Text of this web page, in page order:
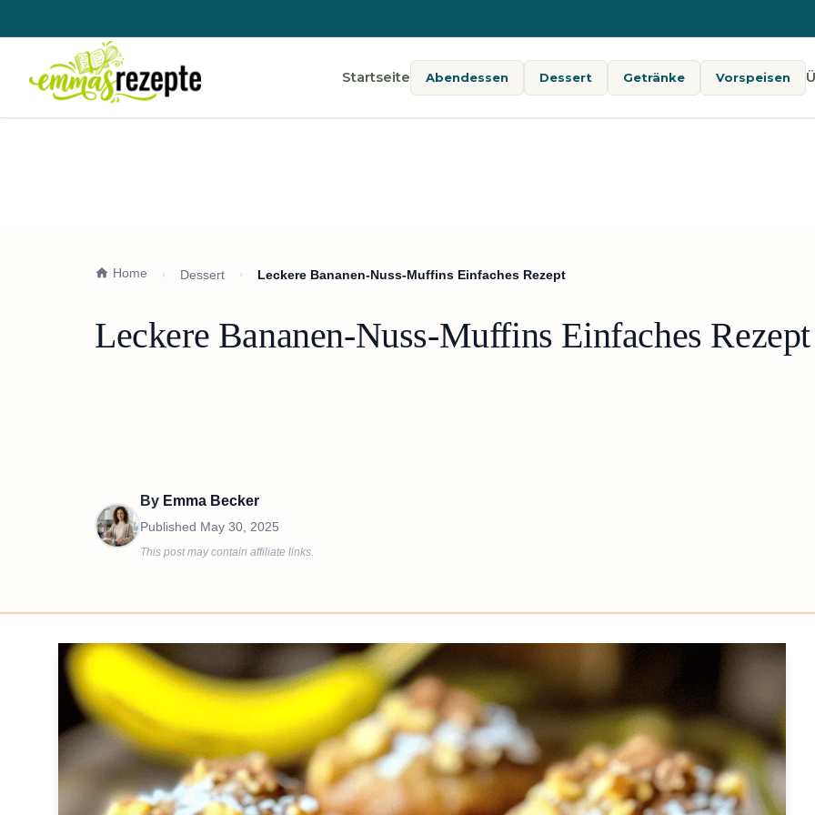
Startseite Abendessen Dessert Getränke Vorspeisen
Home Dessert Leckere Bananen-Nuss-Muffins Einfaches Rezept
Leckere Bananen-Nuss-Muffins Einfaches Rezept
By Emma Becker
Published May 30, 2025
This post may contain affiliate links.